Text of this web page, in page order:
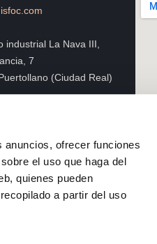
ofrecer funciones
el uso que haga del
quienes pueden
a partir del uso
industrial La Nava III,
7
(Ciudad Real)
Política de privacidad